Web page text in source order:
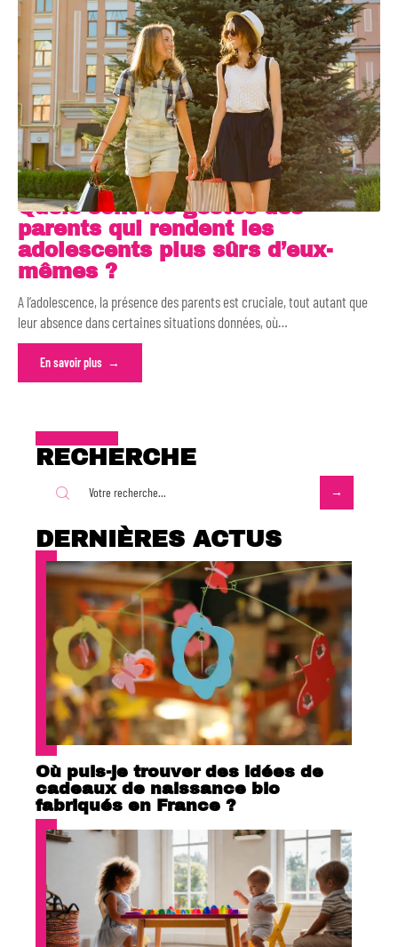
Quels sont les gestes des
parents qui rendent les
adolescents plus sûrs d’eux-
mêmes ?
A l’adolescence, la présence des parents est cruciale, tout autant que
leur absence dans certaines situations données, où…
En savoir plus
RECHERCHE
DERNIÈRES ACTUS
Où puis-je trouver des idées de
cadeaux de naissance bio
fabriqués en France ?